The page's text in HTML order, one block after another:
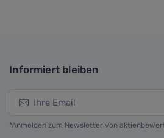
Informiert bleiben
*Anmelden zum Newsletter von